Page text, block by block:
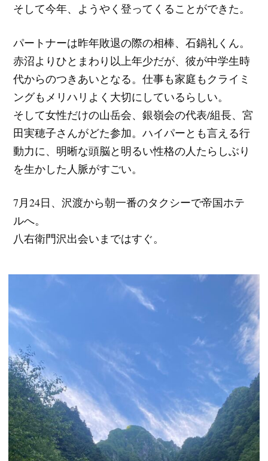
そして今年、ようやく登ってくることができた。
パートナーは昨年敗退の際の相棒、石鍋礼くん。
赤沼よりひとまわり以上年少だが、彼が中学生時
代からのつきあいとなる。仕事も家庭もクライミ
ングもメリハリよく大切にしているらしい。
そして女性だけの山岳会、銀嶺会の代表/組長、宮
田実穂子さんがどた参加。ハイパーとも言える行
動力に、明晰な頭脳と明るい性格の人たらしぶり
を生かした人脈がすごい。
7月24日、沢渡から朝一番のタクシーで帝国ホテ
ルへ。
八右衛門沢出会いまではすぐ。